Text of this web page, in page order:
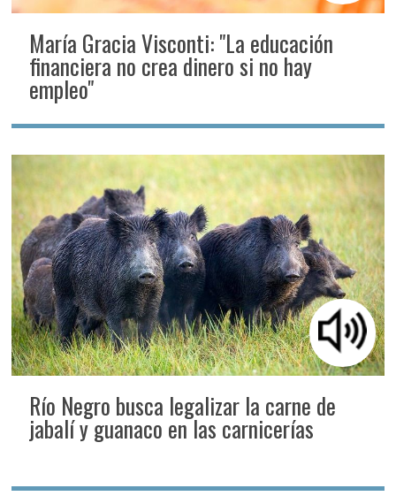
María Gracia Visconti: "La educación
financiera no crea dinero si no hay
empleo"
Río Negro busca legalizar la carne de
jabalí y guanaco en las carnicerías